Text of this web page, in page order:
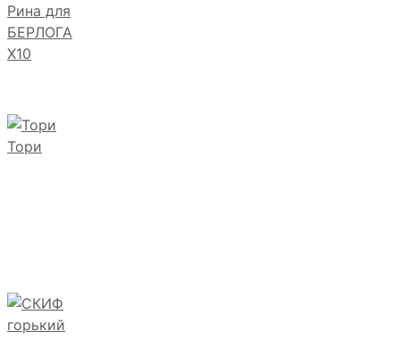
Рина для
БЕРЛОГА
Х10
Тори